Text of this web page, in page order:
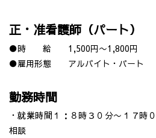
正・准看護師（パート）
●時 給 1,500円〜1,800円
●雇用形態 アルバイト・パート
勤務時間
・就業時間１：８時３０分〜１７時
相談